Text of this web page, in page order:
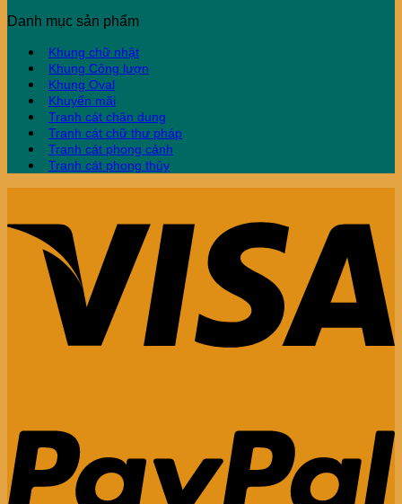
Danh mục sản phẩm
Khung chữ nhật
Khung Công lượn
Khung Oval
Khuyến mãi
Tranh cát chân dung
Tranh cát chữ thư pháp
Tranh cát phong cảnh
Tranh cát phong thủy